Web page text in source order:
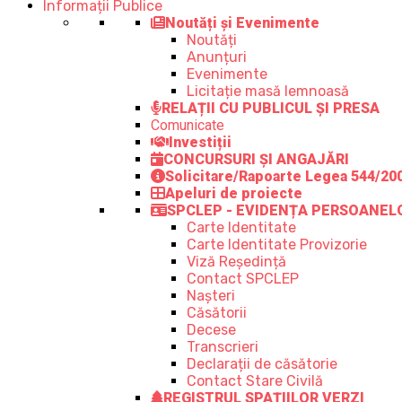
Informații Publice
Noutăți și Evenimente
Noutăți
Anunțuri
Evenimente
Licitație masă lemnoasă
RELAȚII CU PUBLICUL ȘI PRESA
Comunicate
Investiții
CONCURSURI ȘI ANGAJĂRI
Solicitare/Rapoarte Legea 544/
Apeluri de proiecte
SPCLEP - EVIDENȚA
Carte Identitate
Carte Identitate Provizorie
Viză Reședință
Contact SPCLEP
Nașteri
Căsătorii
Decese
Transcrieri
Declarații de căsătorie
Contact Stare Civilă
REGISTRUL SPAȚIILOR VERZI